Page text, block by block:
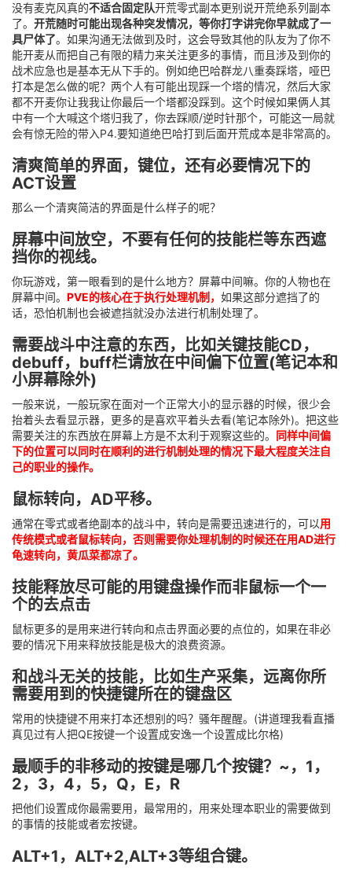
没有麦克风真的不适合固定队开荒零式副本更别说开荒绝系列副本
了。 开荒随时可能出现各种突发情况，等你打字讲完你早就成了一
具尸体了。如果沟通无法做到及时，这会导致其他的队友为了你不
能开麦从而把自己有限的精力来关注更多的事情，而且涉及到你的
战术应急也是基本无从下手的。例如绝巴哈群龙八重奏踩塔，哑巴
打本是怎么做的呢？两个人有可能出现踩一个塔的情况，然后大家
都不开麦你让我我让你最后一个塔都没踩到。这个时候如果俩人其
中有一个大喊这个塔归我了，你去踩顺/逆时针那个，可能这一局就
会有惊无险的带入P4.要知道绝巴哈打到后面开荒成本是非常高的。
清爽简单的界面，键位，还有必要情况下的
ACT设置
那么一个清爽简洁的界面是什么样子的呢？
屏幕中间放空，不要有任何的技能栏等东西遮
挡你的视线。
你玩游戏，第一眼看到的是什么地方？屏幕中间嘛。你的人物也在
屏幕中间。 PVE的核心在于执行处理机制， 如果这部分遮挡了的
话，恐怕机制也会被遮挡就没办法进行机制处理了。
需要战斗中注意的东西，比如关键技能CD，
debuff，buff栏请放在中间偏下位置(笔记本和
小屏幕除外)
一般来说，一般玩家在面对一个正常大小的显示器的时候，很少会
抬着头去看显示器，更多的是喜欢平着头去看(笔记本除外)。把这些
需要关注的东西放在屏幕上方是不太利于观察这些的。 同样中间偏
下的位置可以同时在顺利的进行机制处理的情况下最大程度关注自
己的职业的操作。
鼠标转向，AD平移。
通常在零式或者绝副本的战斗中，转向是需要迅速进行的，可以用
传统模式或者鼠标转向，否则需要你处理机制的时候还在用AD进行
龟速转向，黄瓜菜都凉了。
技能释放尽可能的用键盘操作而非鼠标一个一
个的去点击
鼠标更多的是用来进行转向和点击界面必要的点位的，如果在非必
要的情况下用来释放技能是极大的浪费资源。
和战斗无关的技能，比如生产采集，远离你所
需要用到的快捷键所在的键盘区
常用的快捷键不用来打本还想别的吗？骚年醒醒。(讲道理我看直播
真见过有人把QE按键一个设置成安逸一个设置成比尔格)
最顺手的非移动的按键是哪几个按键？~，1，
2，3，4，5，Q，E，R
把他们设置成你最需要用，最常用的，用来处理本职业的需要做到
的事情的技能或者宏按键。
ALT+1，ALT+2,ALT+3等组合键。